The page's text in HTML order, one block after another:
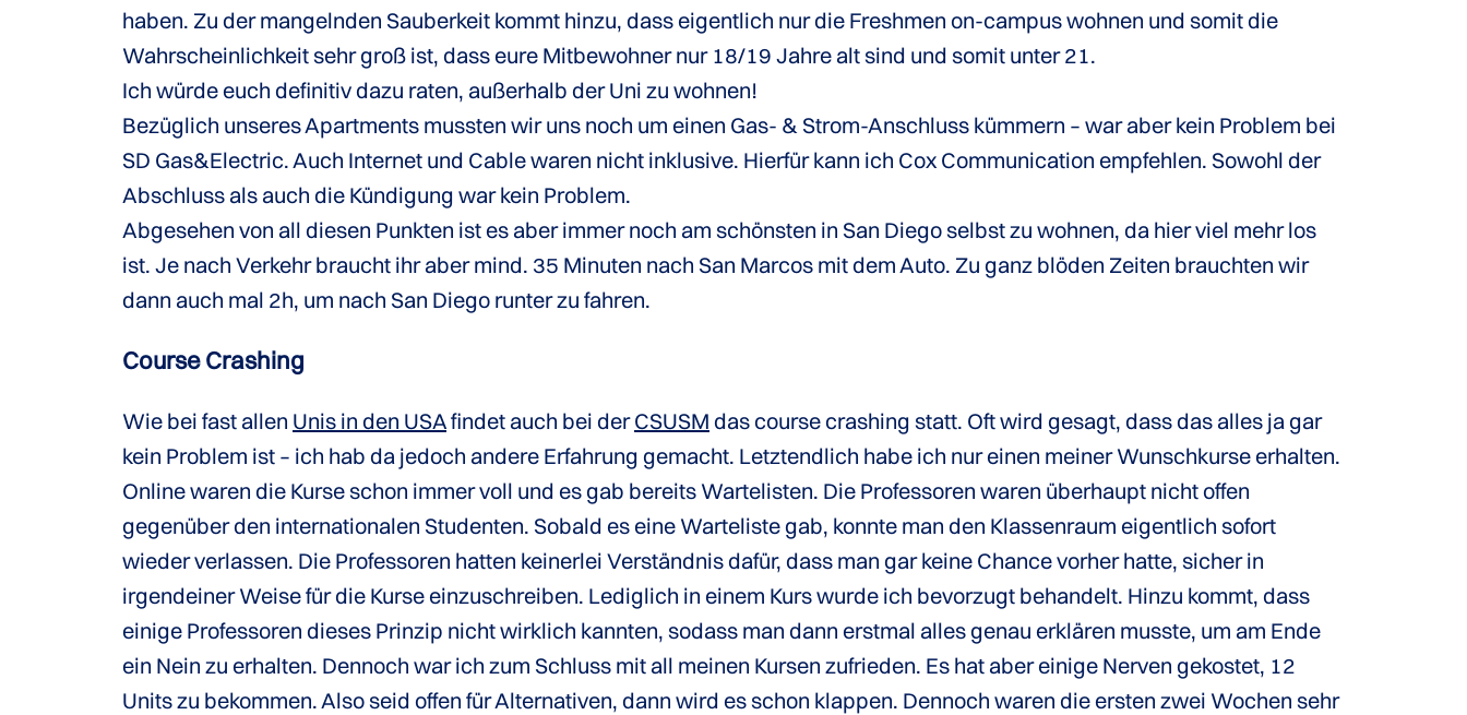
haben. Zu der mangelnden Sauberkeit kommt hinzu, dass eigentlich nur die Freshmen on-campus wohnen und somit die
Wahrscheinlichkeit sehr groß ist, dass eure Mitbewohner nur 18/19 Jahre alt sind und somit unter 21.
Ich würde euch definitiv dazu raten, außerhalb der Uni zu wohnen!
Bezüglich unseres Apartments mussten wir uns noch um einen Gas- & Strom-Anschluss kümmern – war aber kein Problem bei
SD Gas&Electric. Auch Internet und Cable waren nicht inklusive. Hierfür kann ich Cox Communication empfehlen. Sowohl der
Abschluss als auch die Kündigung war kein Problem.
Abgesehen von all diesen Punkten ist es aber immer noch am schönsten in San Diego selbst zu wohnen, da hier viel mehr los
ist. Je nach Verkehr braucht ihr aber mind. 35 Minuten nach San Marcos mit dem Auto. Zu ganz blöden Zeiten brauchten wir
dann auch mal 2h, um nach San Diego runter zu fahren.
Course Crashing
Wie bei fast allen Unis in den USAfindet auch bei derCSUSM das course crashing statt. Oft wird gesagt, dass das alles ja gar
kein Problem ist – ich hab da jedoch andere Erfahrung gemacht. Letztendlich habe ich nur einen meiner Wunschkurse erhalten.
Online waren die Kurse schon immer voll und es gab bereits Wartelisten. Die Professoren waren überhaupt nicht offen
gegenüber den internationalen Studenten. Sobald es eine Warteliste gab, konnte man den Klassenraum eigentlich sofort
wieder verlassen. Die Professoren hatten keinerlei Verständnis dafür, dass man gar keine Chance vorher hatte, sicher in
irgendeiner Weise für die Kurse einzuschreiben. Lediglich in einem Kurs wurde ich bevorzugt behandelt. Hinzu kommt, dass
einige Professoren dieses Prinzip nicht wirklich kannten, sodass man dann erstmal alles genau erklären musste, um am Ende
ein Nein zu erhalten. Dennoch war ich zum Schluss mit all meinen Kursen zufrieden. Es hat aber einige Nerven gekostet, 12
Units zu bekommen. Also seid offen für Alternativen, dann wird es schon klappen. Dennoch waren die ersten zwei Wochen sehr